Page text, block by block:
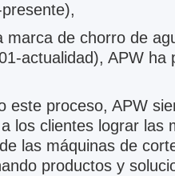
marca de chorro de
actualidad), APW ha
este proceso, APW
los clientes lograr las
las máquinas de
productos y